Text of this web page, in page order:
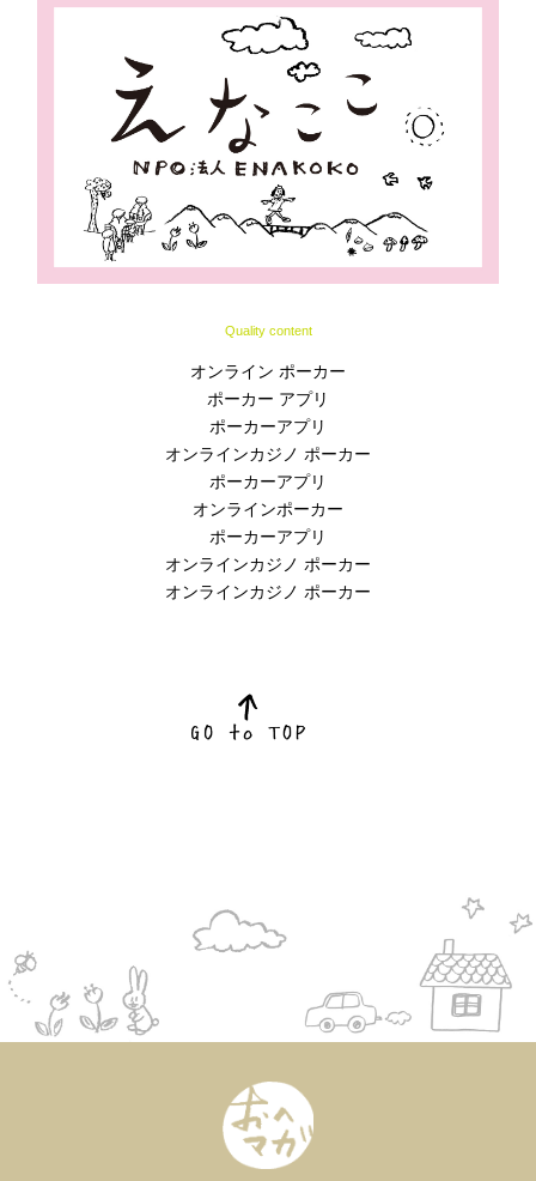
Quality content
オンライン ポーカー
ポーカー アプリ
ポーカーアプリ
オンラインカジノ ポーカー
ポーカーアプリ
オンラインポーカー
ポーカーアプリ
オンラインカジノ ポーカー
オンラインカジノ ポーカー